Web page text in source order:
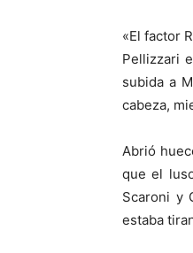
«El factor
Pellizzari
subida a
cabeza,
Abrió
que el
Scaroni y
estaba